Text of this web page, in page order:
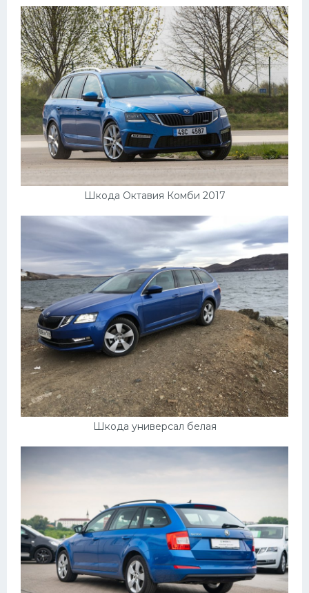
Шкода Октавия Комби 2017
Шкода универсал белая